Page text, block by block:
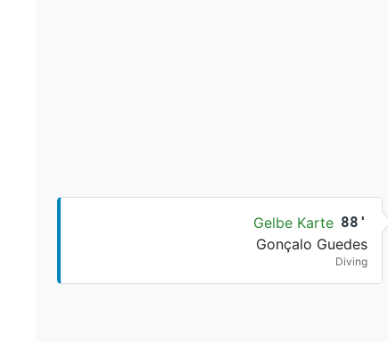
Gelbe Karte 88'
Gonçalo Guedes
Diving